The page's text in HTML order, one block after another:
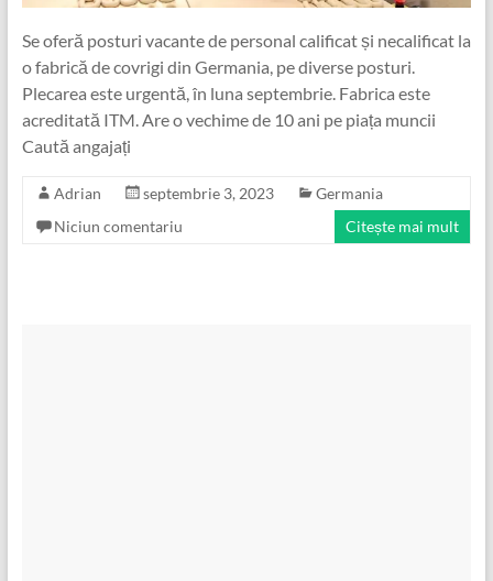
Se oferă posturi vacante de personal calificat și necalificat la
o fabrică de covrigi din Germania, pe diverse posturi.
Plecarea este urgentă, în luna septembrie. Fabrica este
acreditată ITM. Are o vechime de 10 ani pe piața muncii
Caută angajați
Adrian septembrie 3, 2023
Germania
Niciun comentariu
Citește mai mult